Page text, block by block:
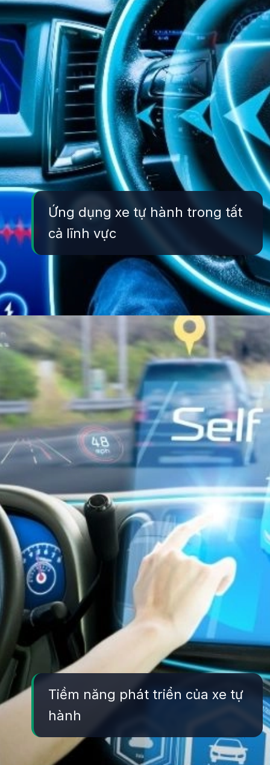
Ứng dụng xe tự hành trong tất
cả lĩnh vực
Đang mở https://yeukhoahoc.edu.vn/xe-tu-hanh
Tiềm năng phát triển của xe tự
hành